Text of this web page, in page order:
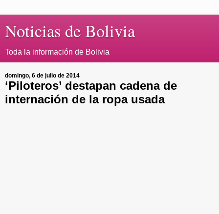
Noticias de Bolivia
Toda la información de Bolivia
domingo, 6 de julio de 2014
‘Piloteros’ destapan cadena de
internación de la ropa usada